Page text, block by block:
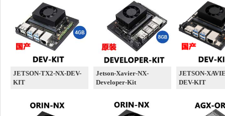
JETSON-TX2-NX-DEV-
KIT
Jetson-Xavier-NX-
Developer-Kit
JETSON-
DEV-KIT